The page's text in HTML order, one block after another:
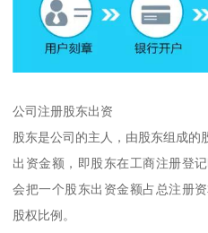
公司注册股东出资
股东是公司的主人，由股东组成的
出资金额，即股东在工商注册登
会把一个股东出资金额占总注册
股权比例。